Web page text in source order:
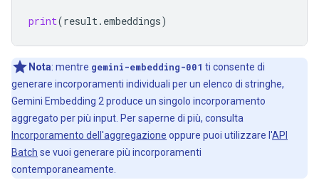
print(result. embeddings)
Nota: mentre gemini-embedding-001 ti consente di
generare incorporamenti individuali per un elenco di stringhe,
Gemini Embedding 2 produce un singolo incorporamento
aggregato per più input. Per saperne di più, consulta
Incorporamento dell'aggregazione oppure puoi utilizzare l'API
Batch se vuoi generare più incorporamenti
contemporaneamente.